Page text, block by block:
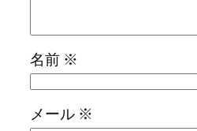
名前 ※
メール ※